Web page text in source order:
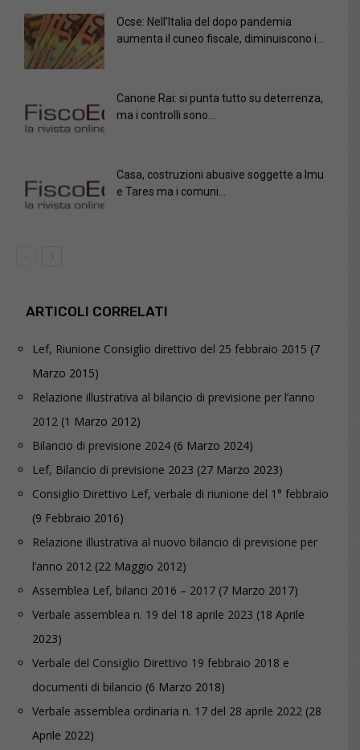
Ocse: Nell’Italia del dopo pandemia
aumenta il cuneo fiscale, diminuiscono i...
Canone Rai: si punta tutto su deterrenza,
ma i controlli sono...
Casa, costruzioni abusive soggette a Imu
e Tares ma i comuni...
ARTICOLI CORRELATI
Lef, Riunione Consiglio direttivo del 25 febbraio 2015 (7
Marzo 2015)
Relazione illustrativa al bilancio di previsione per l’anno
2012 (1 Marzo 2012)
Bilancio di previsione 2024 (6 Marzo 2024)
Lef, Bilancio di previsione 2023 (27 Marzo 2023)
Consiglio Direttivo Lef, verbale di riunione del 1° febbraio
(9 Febbraio 2016)
Relazione illustrativa al nuovo bilancio di previsione per
l’anno 2012 (22 Maggio 2012)
Assemblea Lef, bilanci 2016 – 2017 (7 Marzo 2017)
Verbale assemblea n. 19 del 18 aprile 2023 (18 Aprile
2023)
Verbale del Consiglio Direttivo 19 febbraio 2018 e
documenti di bilancio (6 Marzo 2018)
Verbale assemblea ordinaria n. 17 del 28 aprile 2022 (28
Aprile 2022)